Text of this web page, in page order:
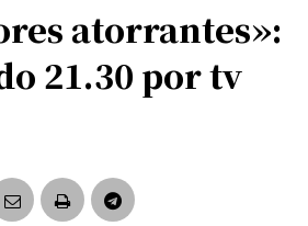
atorrantes»:
21.30 por tv